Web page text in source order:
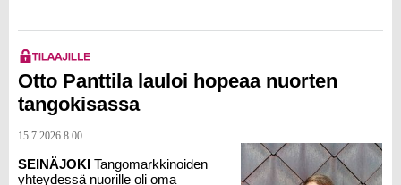
Otto Panttila lauloi hopeaa nuorten
tangokisassa
15.7.2026 8.00
SEINÄJOKI Tangomarkkinoiden
yhteydessä nuorille oli oma